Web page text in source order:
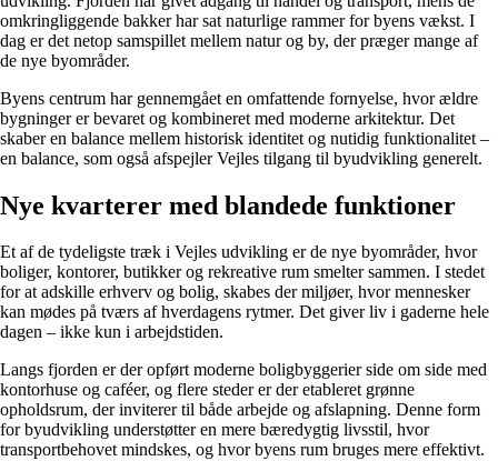
omkringliggende bakker har sat naturlige rammer for byens vækst. I
dag er det netop samspillet mellem natur og by, der præger mange af
de nye byområder.
Byens centrum har gennemgået en omfattende fornyelse, hvor ældre
bygninger er bevaret og kombineret med moderne arkitektur. Det
skaber en balance mellem historisk identitet og nutidig funktionalitet –
en balance, som også afspejler Vejles tilgang til byudvikling generelt.
Nye kvarterer med blandede funktioner
Et af de tydeligste træk i Vejles udvikling er de nye byområder, hvor
boliger, kontorer, butikker og rekreative rum smelter sammen. I stedet
for at adskille erhverv og bolig, skabes der miljøer, hvor mennesker
kan mødes på tværs af hverdagens rytmer. Det giver liv i gaderne hele
dagen – ikke kun i arbejdstiden.
Langs fjorden er der opført moderne boligbyggerier side om side med
kontorhuse og caféer, og flere steder er der etableret grønne
opholdsrum, der inviterer til både arbejde og afslapning. Denne form
for byudvikling understøtter en mere bæredygtig livsstil, hvor
transportbehovet mindskes, og hvor byens rum bruges mere effektivt.